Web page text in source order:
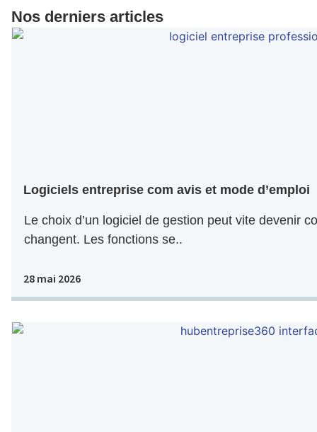
Nos derniers articles
Logiciels entreprise com avis et mode d’emploi
Le choix d’un logiciel de gestion peut vite devenir
changent. Les fonctions se..
28 mai 2026